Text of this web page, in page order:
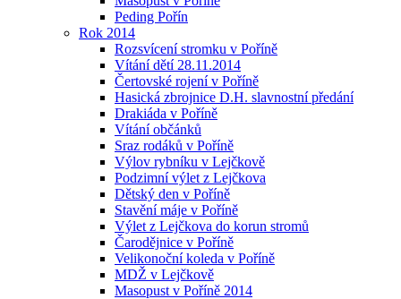
Peding Pořín
Rok 2014
Rozsvícení stromku v Poříně
Vítání dětí 28.11.2014
Čertovské rojení v Poříně
Hasická zbrojnice D.H. slavnostní předání
Drakiáda v Poříně
Vítání občánků
Sraz rodáků v Poříně
Výlov rybníku v Lejčkově
Podzimní výlet z Lejčkova
Dětský den v Poříně
Stavění máje v Poříně
Výlet z Lejčkova do korun stromů
Čarodějnice v Poříně
Velikonoční koleda v Poříně
MDŽ v Lejčkově
Masopust v Poříně 2014